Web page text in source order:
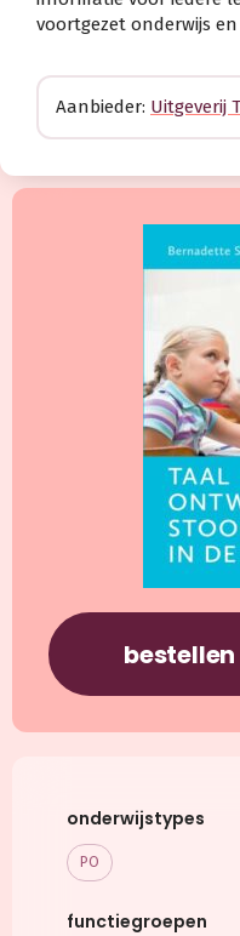
voortgezet onderwijs en
Aanbieder: Uitgeverij
bestellen
onderwijstypes
PO
functiegroepen